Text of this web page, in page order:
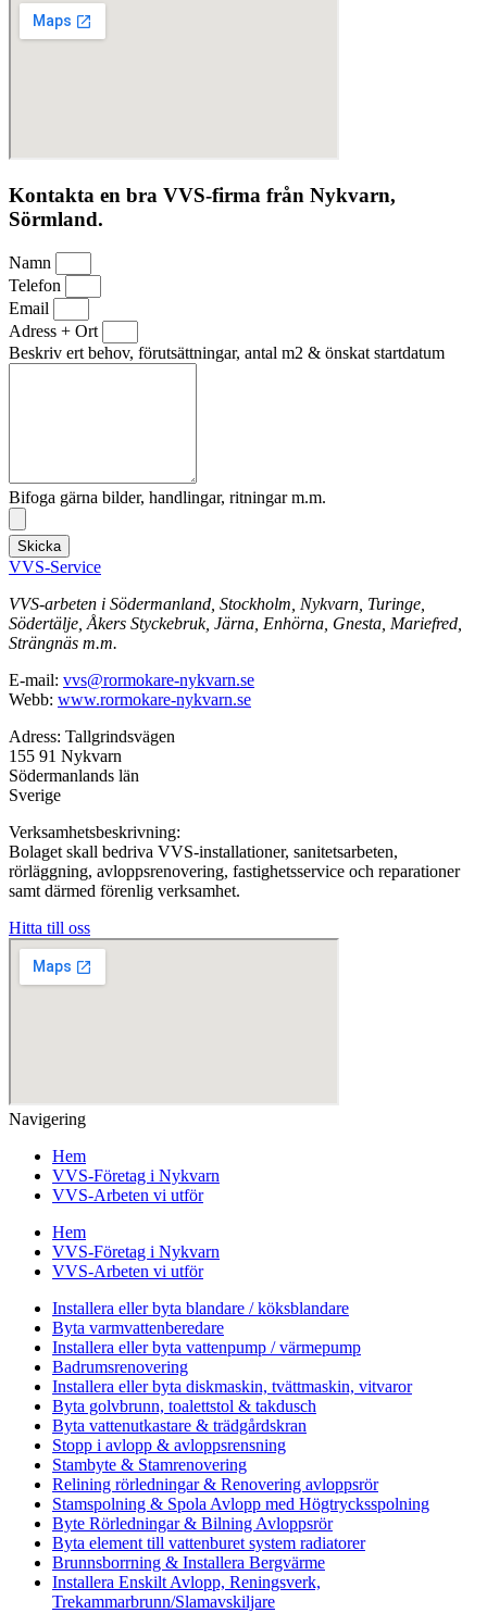
Kontakta en bra VVS-firma från Nykvarn,
Sörmland.
Namn
Telefon
Email
Adress + Ort
Beskriv ert behov, förutsättningar, antal m2 & önskat startdatum
Bifoga gärna bilder, handlingar, ritningar m.m.
Skicka
VVS-Service
VVS-arbeten i Södermanland, Stockholm, Nykvarn, Turinge,
Södertälje, Åkers Styckebruk, Järna, Enhörna, Gnesta, Mariefred,
Strängnäs m.m.
E-mail: vvs@rormokare-nykvarn.se
Webb: www.rormokare-nykvarn.se
Adress: Tallgrindsvägen
155 91 Nykvarn
Södermanlands län
Sverige
Verksamhetsbeskrivning:
Bolaget skall bedriva VVS-installationer, sanitetsarbeten,
rörläggning, avloppsrenovering, fastighetsservice och reparationer
samt därmed förenlig verksamhet.
Hitta till oss
Navigering
Hem
VVS-Företag i Nykvarn
VVS-Arbeten vi utför
Hem
VVS-Företag i Nykvarn
VVS-Arbeten vi utför
Installera eller byta blandare / köksblandare
Byta varmvattenberedare
Installera eller byta vattenpump / värmepump
Badrumsrenovering
Installera eller byta diskmaskin, tvättmaskin, vitvaror
Byta golvbrunn, toalettstol & takdusch
Byta vattenutkastare & trädgårdskran
Stopp i avlopp & avloppsrensning
Stambyte & Stamrenovering
Relining rörledningar & Renovering avloppsrör
Stamspolning & Spola Avlopp med Högtrycksspolning
Byte Rörledningar & Bilning Avloppsrör
Byta element till vattenburet system radiatorer
Brunnsborrning & Installera Bergvärme
Installera Enskilt Avlopp, Reningsverk,
Trekammarbrunn/Slamavskiljare